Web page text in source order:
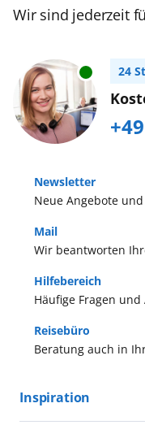
Wir sind jederzeit
24
Neue Angebote
Newsletter
Häufige Fragen
Hilfebereich
Wir beantworten
Mail
Beratung auch in
Reisebüro
Inspiration